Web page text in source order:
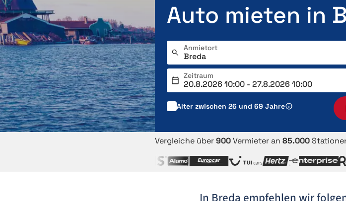
Auto mieten in
Anmietort
Zeitraum
Alter zwischen 26 und 69 Jahre
Vergleiche über900Vermieter an 85.000